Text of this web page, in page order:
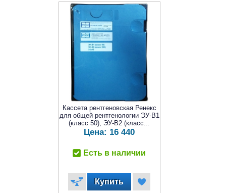
Кассета рентгеновская Ренекс
для общей рентгенологии ЭУ-В1
(класс 50), ЭУ-В2 (класс...
Цена: 16 440
Есть в наличии